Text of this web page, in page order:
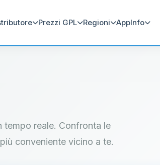
Prezzi GPL Regioni AppInfo
reale. Confronta le
conveniente vicino a te.